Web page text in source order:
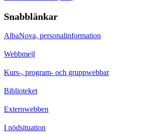
Snabblänkar
AlbaNova, personalinformation
Webbmejl
Kurs-, program- och gruppwebbar
Biblioteket
Externwebben
I nödsituation